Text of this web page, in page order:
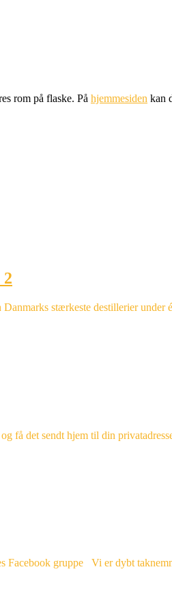
rom på flaske. På hjemmesiden kan
stærkeste destillerier under
få det sendt hjem til din
Facebook gruppe Vi er dybt